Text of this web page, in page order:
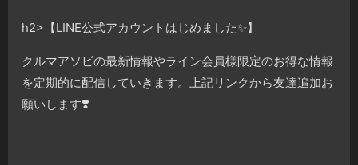
h2> 【LINE公式アカウントはじめました✨】
クルマアソビの最新情報やライン会員様限定のお得な情報
を定期的に配信していきます。上記リンクから友達追加お
願いします❣️